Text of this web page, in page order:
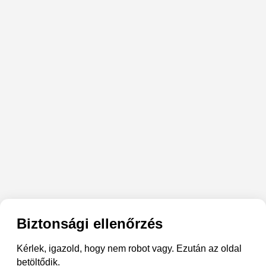
Biztonsági ellenőrzés
Kérlek, igazold, hogy nem robot vagy. Ezután az oldal
betöltődik.